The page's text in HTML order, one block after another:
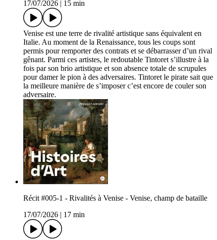
17/07/2026
15 min
Venise est une terre de rivalité artistique sans équivalent en
Italie. Au moment de la Renaissance, tous les coups sont
permis pour remporter des contrats et se débarrasser d’un rival
gênant. Parmi ces artistes, le redoutable Tintoret s’illustre à la
fois par son brio artistique et son absence totale de scrupules
pour damer le pion à des adversaires. Tintoret le pirate sait que
la meilleure manière de s’imposer c’est encore de couler son
adversaire.
Récit #005-1 - Rivalités à Venise - Venise, champ de bataille
17/07/2026
17 min